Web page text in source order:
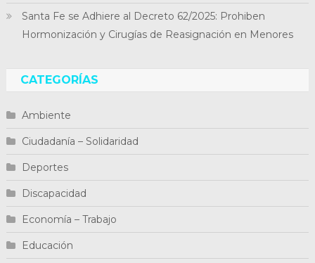
Santa Fe se Adhiere al Decreto 62/2025: Prohiben
Hormonización y Cirugías de Reasignación en Menores
CATEGORÍAS
Ambiente
Ciudadanía – Solidaridad
Deportes
Discapacidad
Economía – Trabajo
Educación